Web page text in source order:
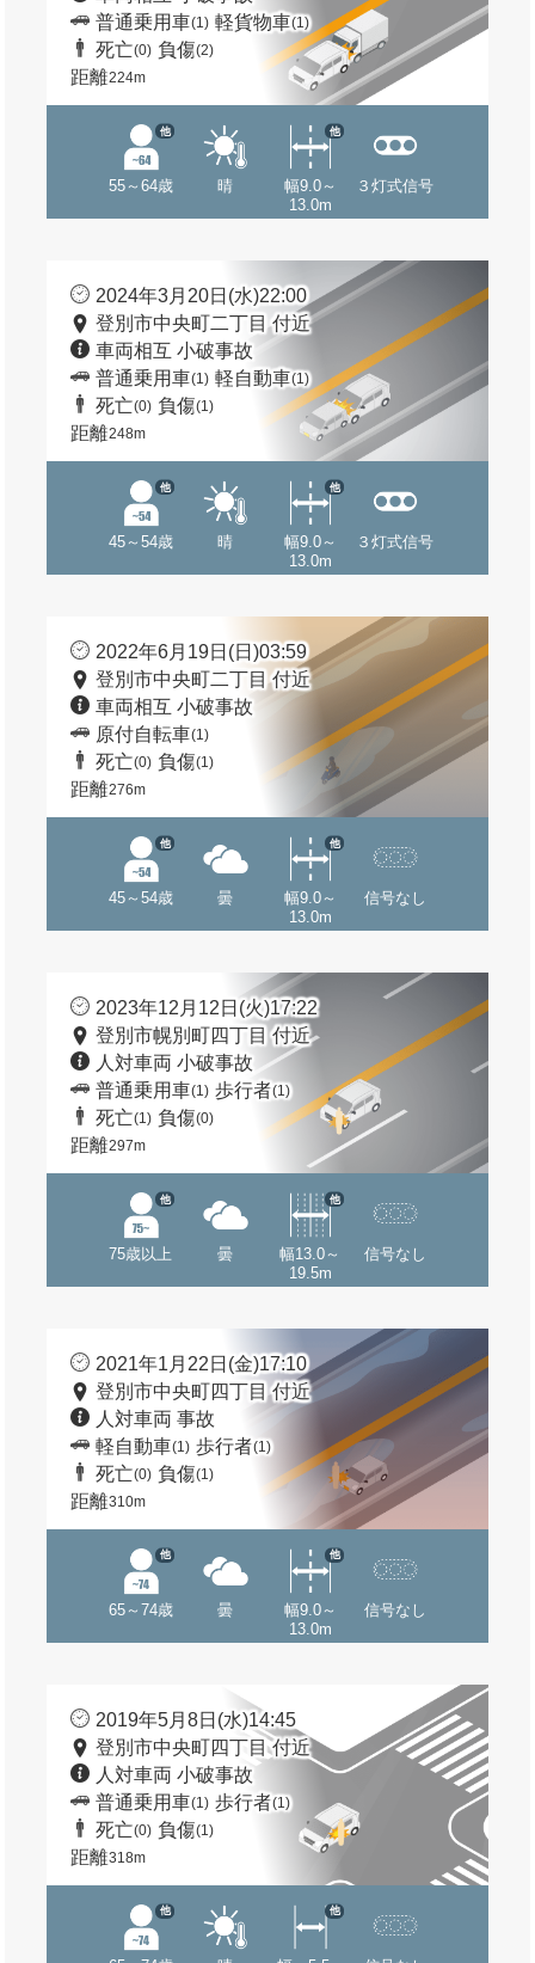
普通乗用車(1) 軽貨物車(1)
死亡(0) 負傷(2)
距離224m
55～64歳
他
晴
幅9.0～
13.0m
他
３灯式信号
2024年3月20日(水)22:00
登別市中央町二丁目 付近
車両相互 小破事故
普通乗用車(1) 軽自動車(1)
死亡(0) 負傷(1)
距離248m
45～54歳
他
晴
幅9.0～
13.0m
他
３灯式信号
2022年6月19日(日)03:59
登別市中央町二丁目 付近
車両相互 小破事故
原付自転車(1)
死亡(0) 負傷(1)
距離276m
45～54歳
他
曇
幅9.0～
13.0m
他
信号なし
2023年12月12日(火)17:22
登別市幌別町四丁目 付近
人対車両 小破事故
普通乗用車(1) 歩行者(1)
死亡(1) 負傷(0)
距離297m
75歳以上
他
曇
幅13.0～
19.5m
他
信号なし
2021年1月22日(金)17:10
登別市中央町四丁目 付近
人対車両 事故
軽自動車(1) 歩行者(1)
死亡(0) 負傷(1)
距離310m
65～74歳
他
曇
幅9.0～
13.0m
他
信号なし
2019年5月8日(水)14:45
登別市中央町四丁目 付近
人対車両 小破事故
普通乗用車(1) 歩行者(1)
死亡(0) 負傷(1)
距離318m
他 他